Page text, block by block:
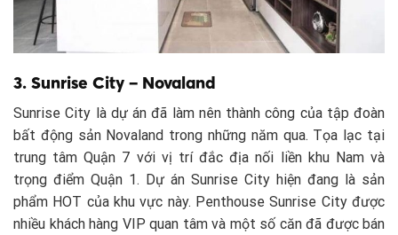
3. Sunrise City – Novaland
Sunrise City là dự án đã làm nên thành công của tập đoàn
bất động sản Novaland trong những năm qua. Tọa lạc tại
trung tâm Quận 7 với vị trí đắc địa nối liền khu Nam và
trọng điểm Quận 1. Dự án Sunrise City hiện đang là sản
phẩm HOT của khu vực này. Penthouse Sunrise City được
nhiều khách hàng VIP quan tâm và một số căn đã được bán